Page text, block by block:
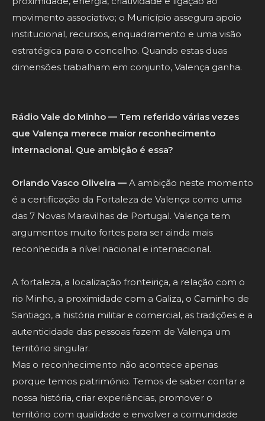
movimento associativo; o Município assegura apoio
institucional, recursos, enquadramento e uma visão
estratégica para o concelho. Quando estas duas
dimensões trabalham em conjunto, Valença ganha.
Rádio Vale do Minho — Tem referido várias vezes
que Valença merece maior reconhecimento
internacional. Que ambição é essa?
Orlando Vasco Oliveira — A ambição neste momento
é a certificação da Fortaleza de Valença como uma
das 7 Novas Maravilhas de Portugal. Valença tem
argumentos muito fortes para ser ainda mais
reconhecida a nível nacional e internacional.
A fortaleza, a localização fronteiriça, a relação com o
rio Minho, a proximidade com a Galiza, o Caminho de
Santiago, a história militar e comercial, as tradições e a
autenticidade das pessoas fazem de Valença um
território singular.
Mas o reconhecimento não acontece apenas
porque temos património. Temos de saber contar a
nossa história, criar experiências, promover o
território com qualidade e envolver a comunidade